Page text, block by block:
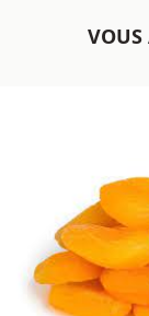
VOUS